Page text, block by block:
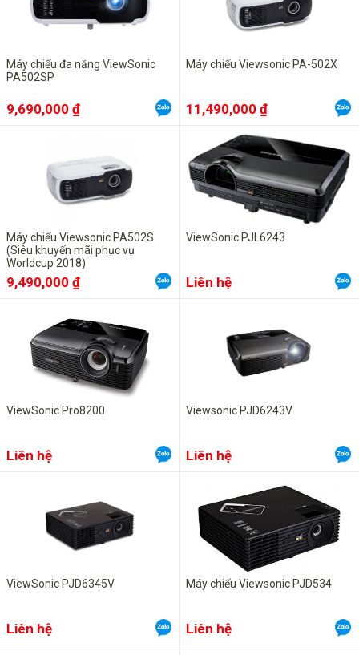
Máy chiếu đa năng ViewSonic
PA502SP
9,690,000 ₫
Máy chiếu Viewsonic PA-502X
11,490,000 ₫
Máy chiếu Viewsonic PA502S
(Siêu khuyến mãi phục vụ
Worldcup 2018)
9,490,000 ₫
ViewSonic PJL6243
Liên hệ
ViewSonic Pro8200
Liên hệ
Viewsonic PJD6243V
Liên hệ
ViewSonic PJD6345V
Liên hệ
Máy chiếu Viewsonic PJD534
Liên hệ